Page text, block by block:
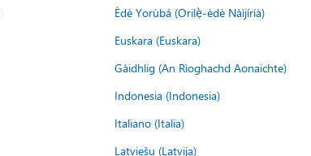
Èdè Yorùbá (Orilẹ̀-èdè Nàìjíríà)
Euskara (Euskara)
Gàidhlig (An Rìoghachd Aonaichte)
Indonesia (Indonesia)
Italiano (Italia)
Latviešu (Latvija)